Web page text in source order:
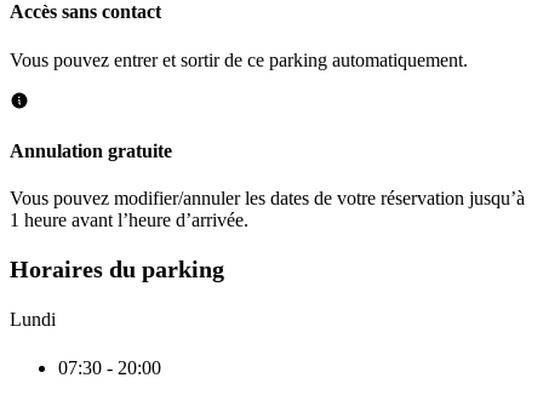
Accès sans contact
Vous pouvez entrer et sortir de ce parking automatiquement.
Annulation gratuite
Vous pouvez modifier/annuler les dates de votre réservation jusqu’à
1 heure avant l’heure d’arrivée.
Horaires du parking
Lundi
07:30 - 20:00